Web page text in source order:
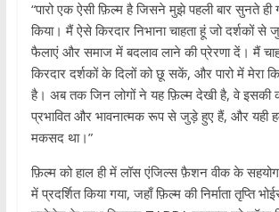
“पारो एक ऐसी फ़िल्म है जिसने मुझे पहली बार सुनते ही
किया। मैं ऐसे किरदार निभाना चाहता हूं जो दर्शकों
फैलाएं और समाज में बदलाव लाने की प्रेरणा दें। मैं
किरदार दर्शकों के दिलों को छू सकें, और पारो में मेरा
है। अब तक जिन लोगों ने यह फ़िल्म देखी है, वे इसकी
प्रभावित और भावनात्मक रूप से जुड़े हुए हैं, और यही
मकसद था।”
फ़िल्म को हाल ही में लॉस एंजिल्स फ़ैशन वीक के
में प्रदर्शित किया गया, जहाँ फ़िल्म की निर्माता तृप्ति